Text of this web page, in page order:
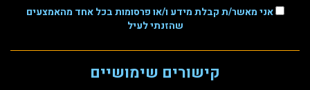
קישורים שימושיים
אני מאשר/ת קבלת מידע ו/או פרסומות בכל אחד מהאמצעים
שהזנתי לעיל